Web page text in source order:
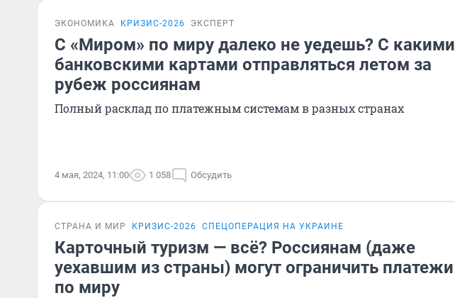
ЭКОНОМИКА КРИЗИС-2026 ЭКСПЕРТ
C «Миром» по миру далеко не уедешь? С какими
банковскими картами отправляться летом за
рубеж россиянам
Полный расклад по платежным системам в разных странах
4 мая, 2024, 11:00 1 058 Обсудить
СТРАНА И МИР КРИЗИС-2026 СПЕЦОПЕРАЦИЯ НА УКРАИНЕ
Карточный туризм — всё? Россиянам (даже
уехавшим из страны) могут ограничить платежи
по миру